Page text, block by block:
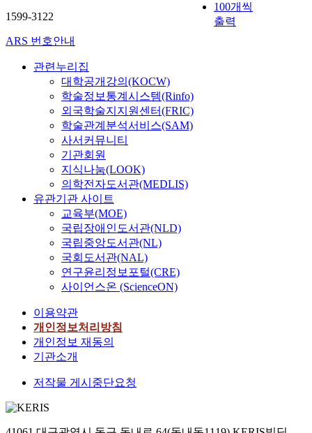
100개씩
출력
1599-3122
ARS 번호안내
관련누리집
대학공개강의(KOCW)
학술정보통계시스템(Rinfo)
외국학술지지원센터(FRIC)
학술관계분석서비스(SAM)
사서커뮤니티
기관회원
지식나눔(LOOK)
의학전자도서관(MEDLIS)
유관기관 사이트
교육부(MOE)
국립장애인도서관(NLD)
국립중앙도서관(NL)
국회도서관(NAL)
연구윤리정보포털(CRE)
사이언스온 (ScienceON)
이용약관
개인정보처리방침
개인정보 재동의
기관소개
저작물 게시중단요청